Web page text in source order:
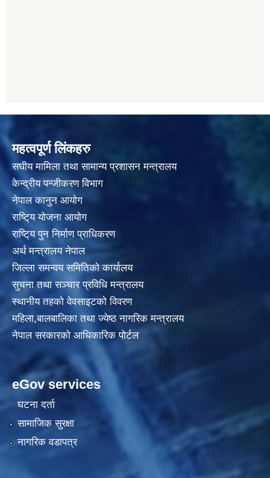
महत्वपूर्ण लिंकहरु
स‌घीय मामिला तथा सामान्य प्रशासन मन्त्रालय
केन्द्रीय पन्जीकरण विभाग
नेपाल कानुन आयाेग
राष्टि्य याेजना आयाेग
राष्टि्य पुन निर्माण प्राधिकरण
अर्थ मन्त्रालय नेपाल
जिल्ला समन्वय समितिको कार्यालय
सुचना तथा सञ्चार प्रविधि मन्त्रालय
स्थानीय तहकाे वेवसाइटकाे विवरण
महिला,बालबालिका तथा ज्येष्ठ नागरिक मन्त्रालय
नेपाल सरकारको आधिकारिक पोर्टल
eGov services
घटना दर्ता
सामाजिक सुरक्षा
नागरिक वडापत्र